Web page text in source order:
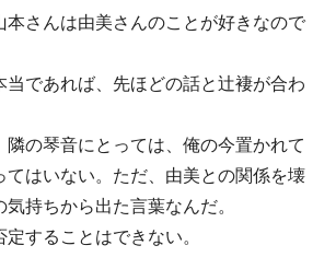
本さんは由美さんのことが好きなので
当であれば、先ほどの話と辻褄が合わ
の琴音にとっては、俺の今置かれて
てはいない。ただ、由美との関係を壊
持ちから出た言葉なんだ。
することはできない。